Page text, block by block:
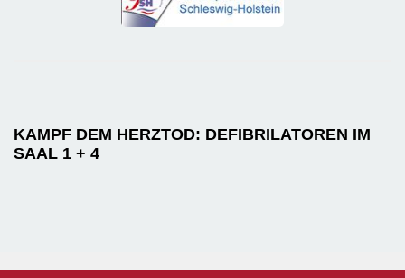
KAMPF DEM HERZTOD: DEFIBRILATOREN IM
SAAL 1 + 4